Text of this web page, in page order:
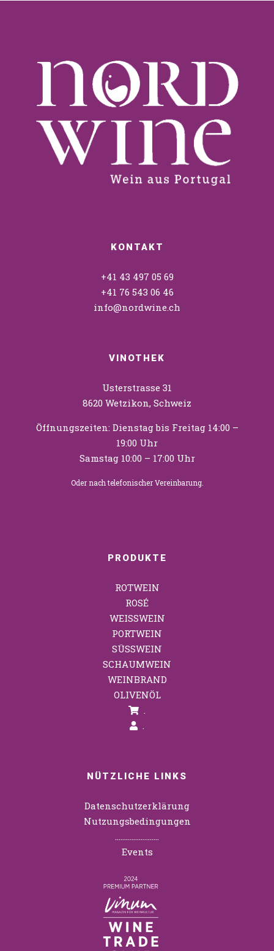
KONTAKT
+41 43 497 05 69
+41 76 543 06 46
info@nordwine.ch
VINOTHEK
Usterstrasse 31
8620 Wetzikon, Schweiz
Öffnungszeiten: Dienstag bis Freitag 14:00 –
19:00 Uhr
Samstag 10:00 – 17:00 Uhr
Oder nach telefonischer Vereinbarung.
PRODUKTE
ROTWEIN
ROSÉ
WEISSWEIN
PORTWEIN
SÜSSWEIN
SCHAUMWEIN
WEINBRAND
OLIVENÖL
NÜTZLICHE LINKS
Datenschutzerklärung
Nutzungsbedingungen
Events